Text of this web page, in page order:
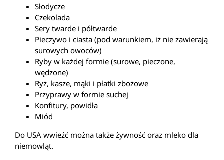
Słodycze
Czekolada
Sery twarde i półtwarde
Pieczywo i ciasta (pod warunkiem, iż nie zawierają
surowych owoców)
Ryby w każdej formie (surowe, pieczone,
wędzone)
Ryż, kasze, mąki i płatki zbożowe
Przyprawy w formie suchej
Konfitury, powidła
Miód
Do USA wwieźć można także żywność oraz mleko dla
niemowląt.